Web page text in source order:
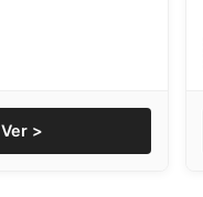
Ver >